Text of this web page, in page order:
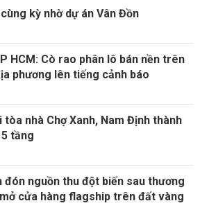
kỳ nhờ dự án Vân Đồn
HCM: Cò rao phân lô bán nền trên
phương lên tiếng cảnh báo
nhà Chợ Xanh, Nam Định thành
tầng
đón nguồn thu đột biến sau thương
cửa hàng flagship trên đất vàng